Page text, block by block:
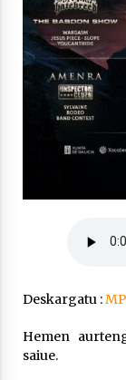
Deskargatu :
Hemen
saiue.